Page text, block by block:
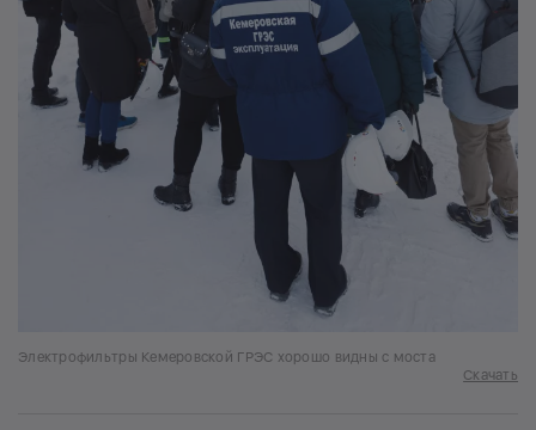
Электрофильтры Кемеровской ГРЭС хорошо видны с моста
Скачать